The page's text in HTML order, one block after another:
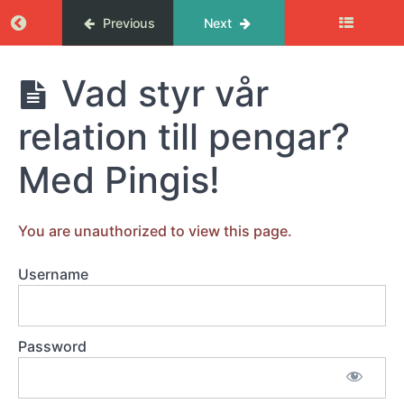
Return to course: ABC i privatekonomi
Previous Next
ABC i
privatekonomi
till
kursen
Sparande
Intro
med
Pingis
-
ska du
spara?
Reflektion
innan du
Föreläsning
med Julia
Vad styr vår
relation till pengar?
Med Pingis!
You are unauthorized to view this page.
Username
Password